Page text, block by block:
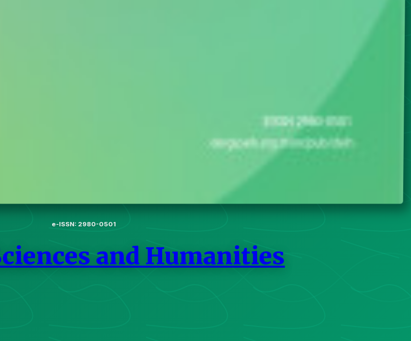
e-ISSN: 2980-0501
and Humanities